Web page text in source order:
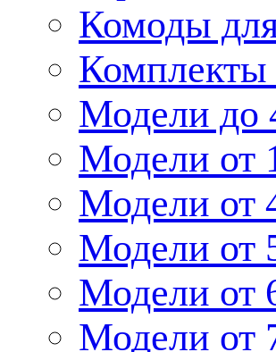
Комоды
Комплекты
Модели до
Модели от
Модели от
Модели от
Модели от
Модели от